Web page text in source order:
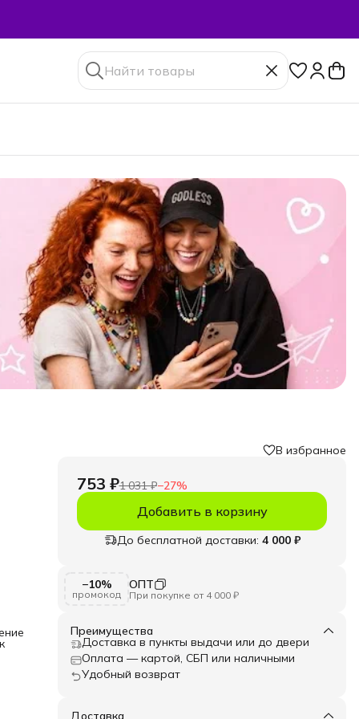
на
В избранное
753 ₽1 031 ₽−27%
Добавить в корзину
До бесплатной доставки: 4 000 ₽
−10%
промокод
ОПТ
При покупке от 4 000 ₽
Преимущества
Доставка в пункты выдачи или до двери
Оплата — картой, СБП или наличными
Удобный возврат
Доставка